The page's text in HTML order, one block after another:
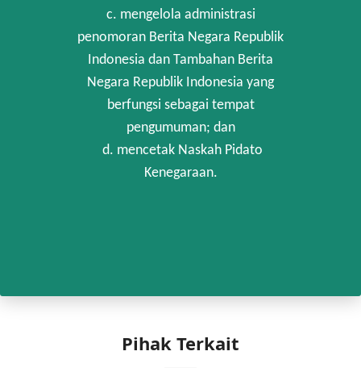
c. mengelola administrasi
penomoran Berita Negara Republik
Indonesia dan Tambahan Berita
Negara Republik Indonesia yang
berfungsi sebagai tempat
pengumuman; dan
d. mencetak Naskah Pidato
Kenegaraan.
Pihak Terkait